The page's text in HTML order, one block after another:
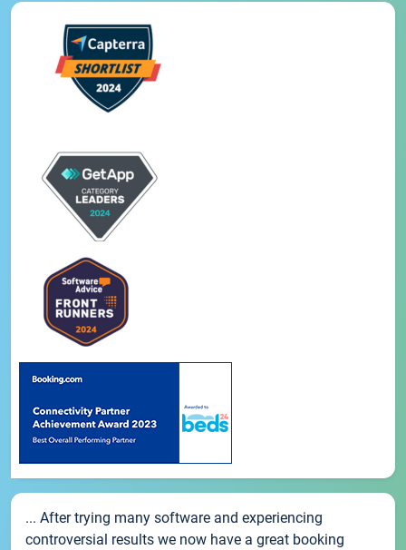
... After trying many software and experiencing
controversial results we now have a great booking